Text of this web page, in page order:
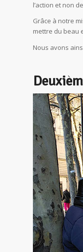
l’action et non
Grâce à notre
mettre du beau
Nous avons